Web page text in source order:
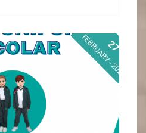
27
FEBRUARY - 2026